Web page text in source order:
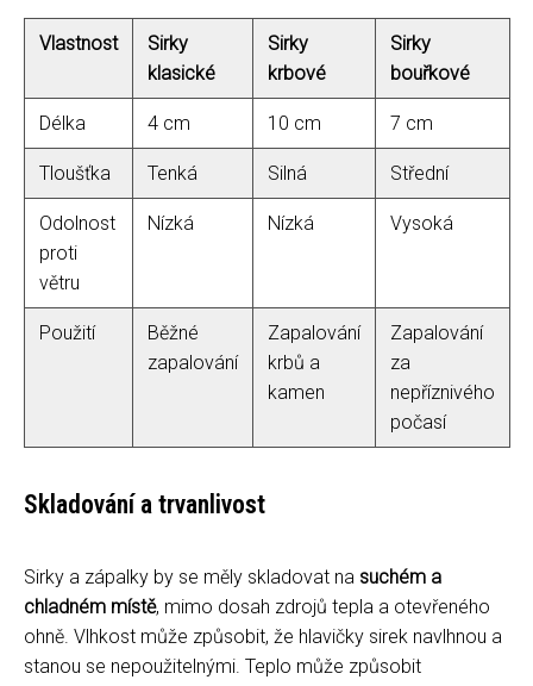
Vlastnost
Sirky
klasické
Sirky
krbové
Sirky
bouřkové
Délka 4 cm 10 cm 7 cm
Tloušťka Tenká Silná Střední
Odolnost
proti
větru
Nízká Nízká Vysoká
Použití
Běžné
zapalování
Zapalování
krbů a
kamen
Zapalování
za
nepříznivého
počasí
Skladování a trvanlivost
Sirky a zápalky by se měly skladovat na suchém a
chladném místě, mimo dosah zdrojů tepla a otevřeného
ohně. Vlhkost může způsobit, že hlavičky sirek navlhnou a
stanou se nepoužitelnými. Teplo může způsobit